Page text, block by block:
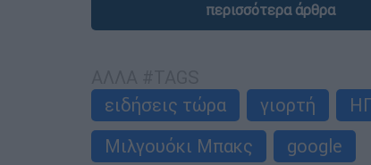
περισσότερα άρθρα
ειδήσεις τώρα
γιορτή
Μιλγουόκι Μπακς
google